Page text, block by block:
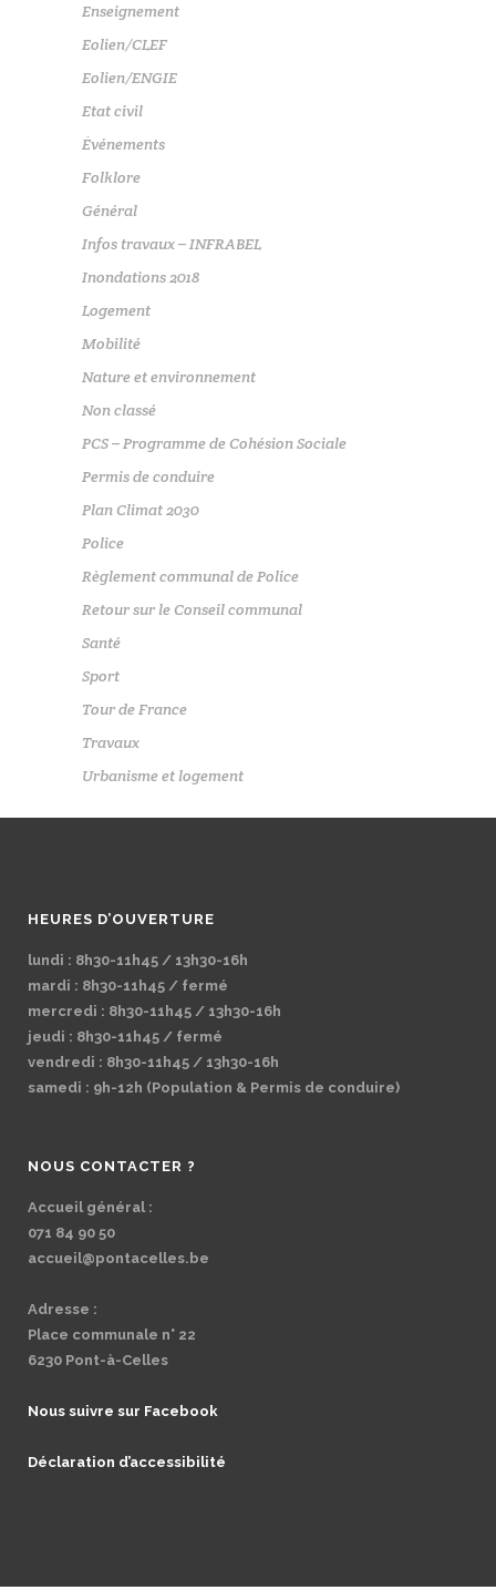
Enseignement
Eolien/CLEF
Eolien/ENGIE
Etat civil
Événements
Folklore
Général
Infos travaux – INFRABEL
Inondations 2018
Logement
Mobilité
Nature et environnement
Non classé
PCS – Programme de Cohésion Sociale
Permis de conduire
Plan Climat 2030
Police
Règlement communal de Police
Retour sur le Conseil communal
Santé
Sport
Tour de France
Travaux
Urbanisme et logement
HEURES D’OUVERTURE
lundi : 8h30-11h45 / 13h30-16h
mardi : 8h30-11h45 / fermé
mercredi : 8h30-11h45 / 13h30-16h
jeudi : 8h30-11h45 / fermé
vendredi : 8h30-11h45 / 13h30-16h
samedi : 9h-12h (Population & Permis de conduire)
NOUS CONTACTER ?
Accueil général :
071 84 90 50
accueil@pontacelles.be
Adresse :
Place communale n° 22
6230 Pont-à-Celles
Nous suivre sur Facebook
Déclaration d’accessibilité